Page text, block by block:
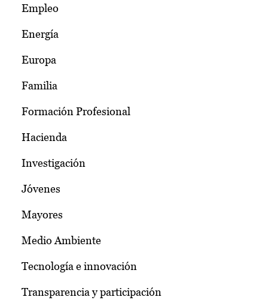
Empleo
Energía
Europa
Familia
Formación Profesional
Hacienda
Investigación
Jóvenes
Mayores
Medio Ambiente
Tecnología e innovación
Transparencia y participación